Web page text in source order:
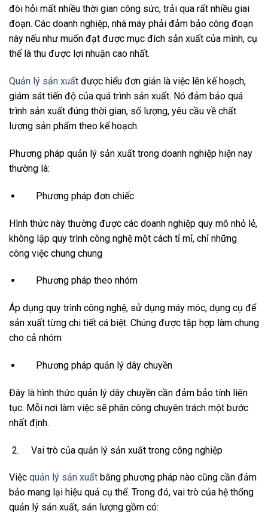
đòi hỏi mất nhiều thời gian công sức, trải qua rất nhiều giai
đoạn. Các doanh nghiệp, nhà máy phải đảm bảo công đoạn
này nếu như muốn đạt được mục đích sản xuất của mình, cụ
thể là thu được lợi nhuận cao nhất.
Quản lý sản xuất được hiểu đơn giản là việc lên kế hoạch,
giám sát tiến độ của quá trình sản xuất. Nó đảm bảo quá
trình sản xuất đúng thời gian, số lượng, yêu cầu về chất
lượng sản phẩm theo kế hoạch.
Phương pháp quản lý sản xuất trong doanh nghiệp hiện nay
thường là:
Phương pháp đơn chiếc
Hình thức này thường được các doanh nghiệp quy mô nhỏ lẻ,
không lập quy trình công nghệ một cách tỉ mỉ, chỉ những
công việc chung chung
Phương pháp theo nhóm
Áp dụng quy trình công nghệ, sử dụng máy móc, dụng cụ để
sản xuất từng chi tiết cá biệt. Chúng được tập hợp làm chung
cho cả nhóm
Phương pháp quản lý dây chuyền
Đây là hình thức quản lý dây chuyền cần đảm bảo tính liên
tục. Mỗi nơi làm việc sẽ phân công chuyên trách một bước
nhất định.
Vai trò của quản lý sản xuất trong công nghiệp
Việc quản lý sản xuất bằng phương pháp nào cũng cần đảm
bảo mang lại hiệu quả cụ thể. Trong đó, vai trò của hệ thống
quản lý sản xuất, sản lượng gồm có: